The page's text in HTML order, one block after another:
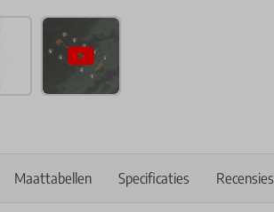
Maattabellen Specificaties Recensies